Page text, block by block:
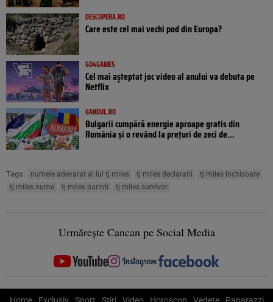
DESCOPERA.RO
Care este cel mai vechi pod din Europa?
GO4GAMES
Cel mai așteptat joc video al anului va debuta pe
Netflix
GANDUL.RO
Bulgarii cumpără energie aproape gratis din
România și o revând la prețuri de zeci de...
Tags: numele adevarat al lui tj miles tj miles declaratii
tj miles inchisoare
tj miles nume
tj miles parinti tj miles survivor
Urmărește Cancan pe Social Media
Home Exclusiv Sport Știri Video Horoscop Vedete Paparazzi